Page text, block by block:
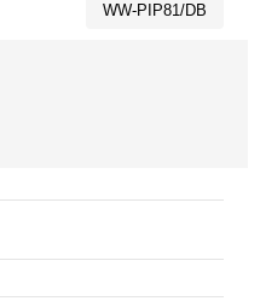
WW-PIP81/DB